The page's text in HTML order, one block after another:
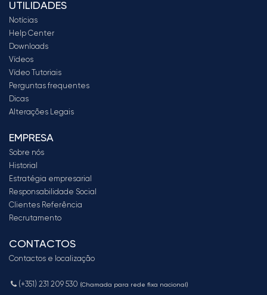
UTILIDADES
Notícias
Help Center
Downloads
Vídeos
Vídeo Tutoriais
Perguntas frequentes
Dicas
Alterações Legais
EMPRESA
Sobre nós
Historial
Estratégia empresarial
Responsabilidade Social
Clientes Referência
Recrutamento
CONTACTOS
Contactos e localização
(+351) 231 209 530 (Chamada para rede fixa nacional)